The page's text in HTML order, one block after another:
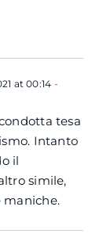
at 00:14 -
tesa
Intanto
il
simile,
maniche.